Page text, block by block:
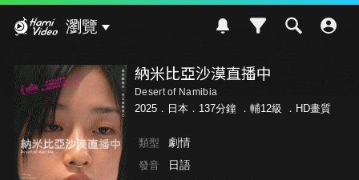
瀏覽
納米比亞沙漠直播中
Desert of Namibia
2025．日本．137分鐘 ． 輔12級 ．HD畫質
類型 劇情
發音 日語